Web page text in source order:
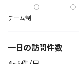
チーム制
一日の訪問件数